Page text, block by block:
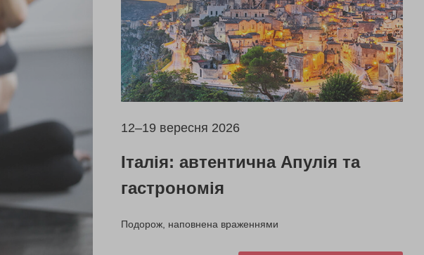
12–19 вересня 2026
Італія: автентична Апулія та
гастрономія
Подорож, наповнена враженнями